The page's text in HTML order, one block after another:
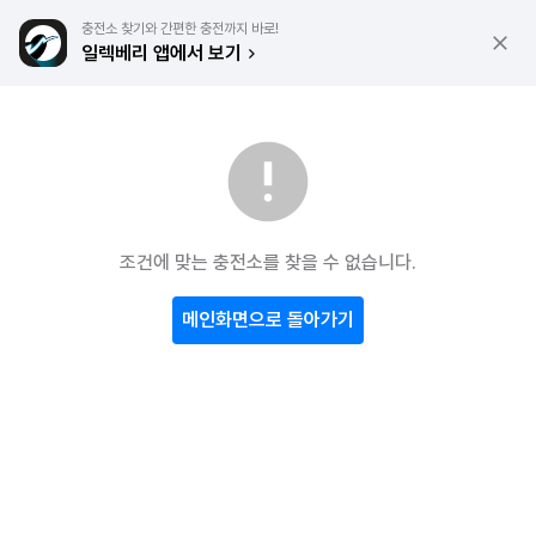
충전소 찾기와 간편한 충전까지 바로!
일렉베리 앱에서 보기
조건에 맞는 충전소를 찾을 수 없습니다.
메인화면으로 돌아가기